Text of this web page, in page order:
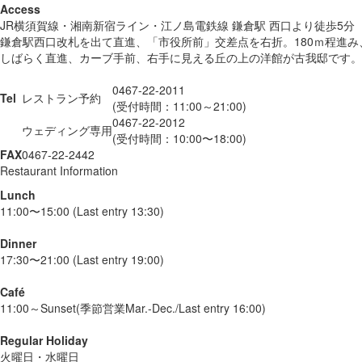
Access
JR横須賀線・湘南新宿ライン・江ノ島電鉄線 鎌倉駅 西口より徒歩5分
鎌倉駅西口改札を出て直進、「市役所前」交差点を右折。180ｍ程進み
しばらく直進、カーブ手前、右手に見える丘の上の洋館が古我邸です。
Tel レストラン予約
0467-22-2011
(受付時間：11:00～21:00)
ウェディング専用0467-22-2012
(受付時間：10:00〜18:00)
FAX0467-22-2442
Restaurant Information
Lunch
11:00〜15:00 (Last entry 13:30)
Dinner
17:30〜21:00 (Last entry 19:00)
Café
11:00～Sunset(季節営業Mar.-Dec./Last entry 16:00)
Regular Holiday
火曜日・水曜日